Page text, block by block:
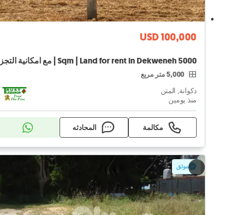
USD 100,000
5,000 متر مربع
دكوانة, المتن
منذ يومين
مكالمة المحادثه
موثق